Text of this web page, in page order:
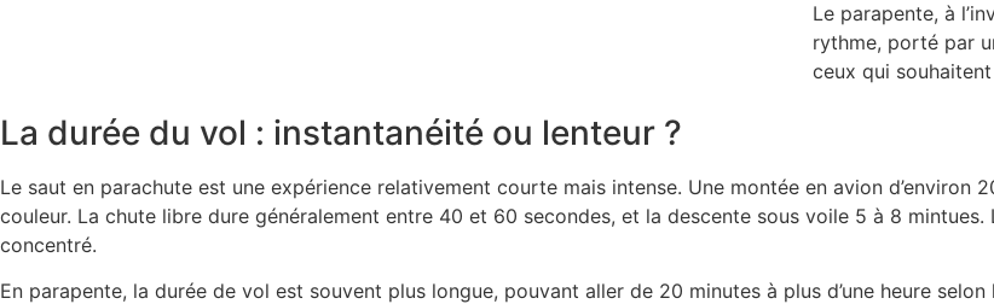
Le parapente, à
rythme, porté par
ceux qui
La durée du vol : instantanéité ou lenteur ?
Le saut en parachute est une expérience relativement courte mais intense. Une montée en avion d’environ
couleur. La chute libre dure généralement entre 40 et 60 secondes, et la descente sous voile 5 à 8 mintues.
concentré.
En parapente, la durée de vol est souvent plus longue, pouvant aller de 20 minutes à plus d’une heure